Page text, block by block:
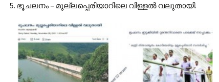
5. ഭൂചലനം – മുല്ലപ്പെരിയാറിലെ വിള്ളൽ വലുതായി.